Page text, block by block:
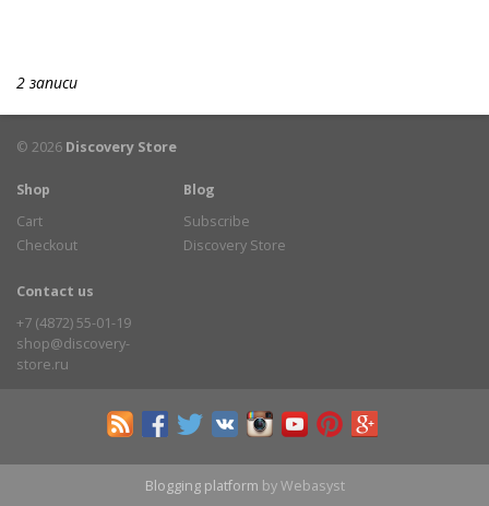
2 записи
© 2026 Discovery Store
Shop
Cart
Checkout
Blog
Subscribe
Discovery Store
Contact us
+7 (4872) 55-01-19
shop@discovery-
store.ru
Blogging platform by Webasyst